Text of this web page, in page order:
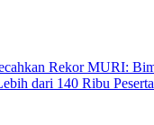
Rekor MURI:
dari 140 Ribu Peserta